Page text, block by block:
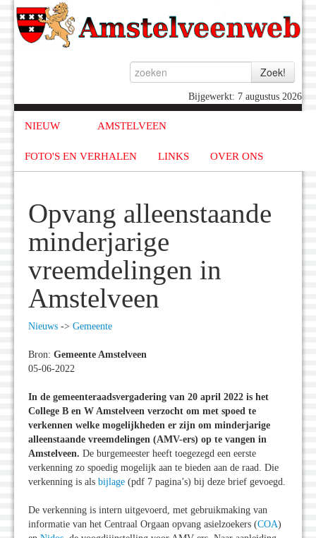
Bijgewerkt: 7 augustus 2026
NIEUW AMSTELVEEN
FOTO'S EN VERHALEN LINKS OVER ONS
Opvang alleenstaande
minderjarige
vreemdelingen in
Amstelveen
Nieuws -> Gemeente
Bron: Gemeente Amstelveen
05-06-2022
In de gemeenteraadsvergadering van 20 april 2022 is het
College B en W Amstelveen verzocht om met spoed te
verkennen welke mogelijkheden er zijn om minderjarige
alleenstaande vreemdelingen (AMV-ers) op te vangen in
Amstelveen. De burgemeester heeft toegezegd een eerste
verkenning zo spoedig mogelijk aan te bieden aan de raad. Die
verkenning is als bijlage (pdf 7 pagina’s) bij deze brief gevoegd.
De verkenning is intern uitgevoerd, met gebruikmaking van
informatie van het Centraal Orgaan opvang asielzoekers (COA)